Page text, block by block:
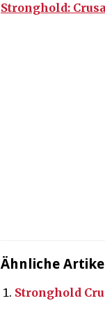
Stronghold:
Ähnliche
Stronghold